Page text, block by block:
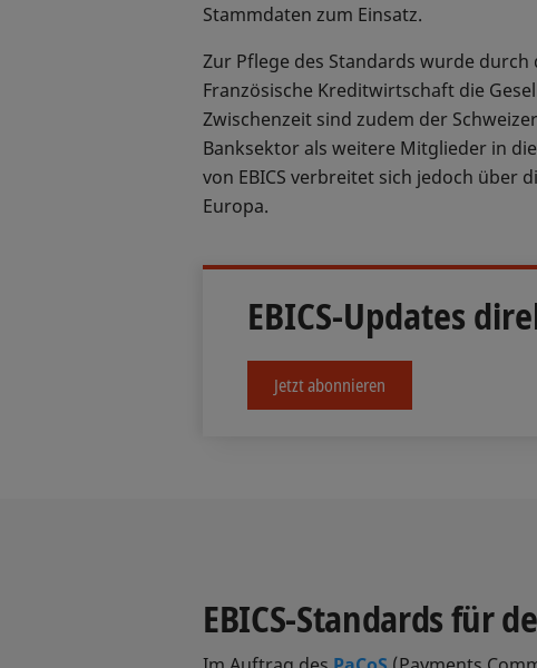
Stammdaten zum Einsatz.
Zur Pflege des Standards wurde
Französische Kreditwirtschaft die
Zwischenzeit sind zudem der
Banksektor als weitere Mitglieder in
von EBICS verbreitet sich jedoch über
Europa.
EBICS-Updates
Jetzt abonnieren
EBICS-Standards für